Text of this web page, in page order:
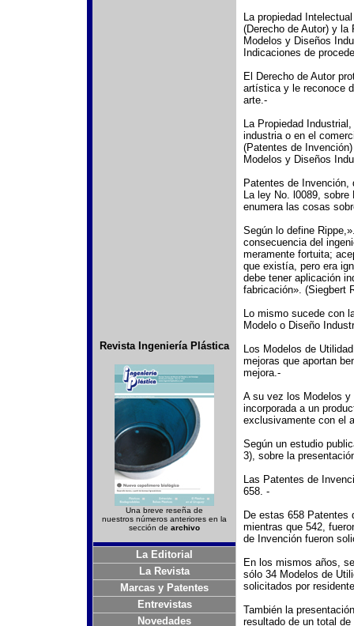
Revista Ingeniería Plástica
Una breve reseña de
nuestros números anteriores en la
sección de archivo
La Editorial
La Revista
Marcas y Patentes
Entrevistas
Novedades
La propiedad
(Derecho de Autor) y
Modelos y Diseños
Indicaciones de
El Derecho de Autor
artística y le reconoce
arte.-
La Propiedad
industria o en el
(Patentes de
Modelos y Diseños
Patentes de
La ley No. l0089,
enumera las cosas
Según lo define
consecuencia del
meramente fortuita;
que existía, pero era
debe tener aplicación
fabricación». (Siegbert
Lo mismo sucede con
Modelo o Diseño
Los Modelos de
mejoras que aportan
mejora.-
A su vez los Modelos y
incorporada a un
exclusivamente con el
Según un estudio
3), sobre la
Las Patentes de
658. -
De estas 658 Patentes
mientras que 542,
de Invención fueron
En los mismos años,
sólo 34 Modelos de
solicitados por
También la
resultado de un total